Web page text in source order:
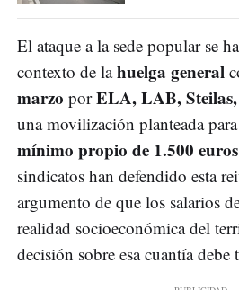
El ataque a la sede popular se
contexto de lahuelga general
marzo porELA, LAB,
una movilización planteada
mínimo propio de 1.500 euros
sindicatos han defendido esta
argumento de que los salarios
realidad socioeconómica del
decisión sobre esa cuantía debe